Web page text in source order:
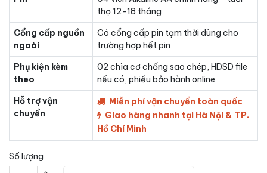
thọ 12-18 tháng
Cổng cấp nguồn
ngoài
Có cổng cấp pin tạm thời dùng cho
trường hợp hết pin
Phụ kiện kèm
theo
02 chìa cơ chống sao chép, HDSD file
nếu có, phiếu bảo hành online
Hỗ trợ vận
chuyển
Miễn phí vận chuyển toàn quốc
Giao hàng nhanh tại Hà Nội & TP.
Hồ Chí Minh
Số lượng